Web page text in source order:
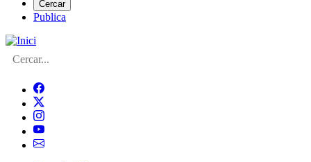
compte
d'usuari
Cercar
Publica
Cerca